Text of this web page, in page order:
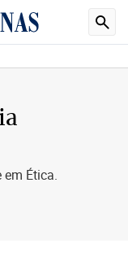
Ética.